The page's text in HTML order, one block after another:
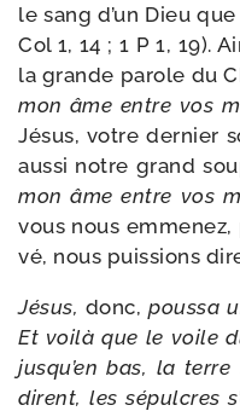
le sang d’un Dieu
Col 1, 14 ; 1 P 1, 19).
la grande parole du
mon âme entre vos
Jésus, votre der­nier
aus­si notre grand
mon âme entre vos
vous nous
vé, nous puis­sions
Jésus, donc,pous­sa
Et voi­là que le voile
jus­qu’en bas, la
dirent, les sépulcres